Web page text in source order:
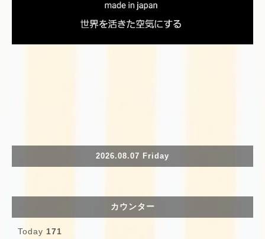
2026.08.07 Friday
カウンター
Today 171